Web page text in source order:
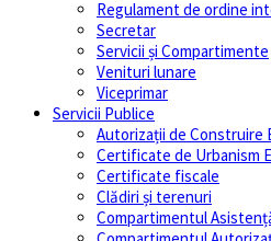
Regulament de ordine
Secretar
Servicii și Compartimente
Venituri lunare
Viceprimar
Servicii Publice
Autorizații de Construire
Certificate de Urbanism
Certificate fiscale
Clădiri și terenuri
Compartimentul